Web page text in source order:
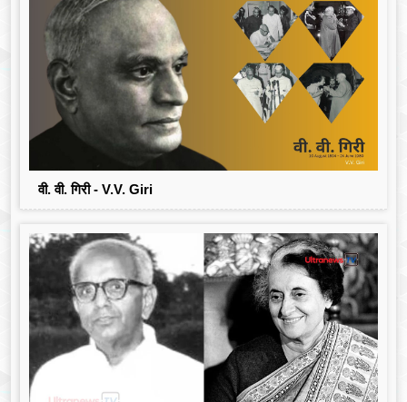
वी. वी. गिरी - V.V. Giri